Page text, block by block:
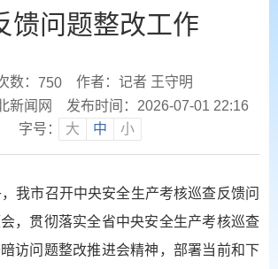
馈问题整改工作
数： 750
作者：记者 王守明
新闻网
发布时间：2026-07-01 22:16
字号：
大 中 小
我市召开中央安全生产考核巡查反馈问
，贯彻落实全省中央安全生产考核巡查
访问题整改推进会精神，部署当前和下